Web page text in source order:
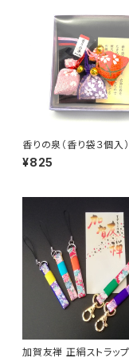
香りの泉（香り袋３個入）
¥825
加賀友禅 正絹ストラップ